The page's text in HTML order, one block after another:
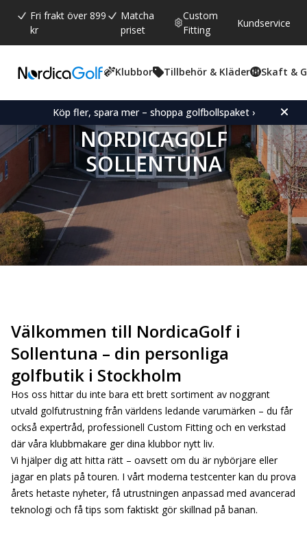
Fri frakt över 899
kr
Matcha
priset
Custom
Fitting
Kundservice
Klubbor Tillbehör & Kläder Skaft &
Köp fler, spara mer – shoppa golfbollspaket ›
NORDICAGOLF
SOLLENTUNA
Välkommen till NordicaGolf i
Sollentuna – din personliga
golfbutik i Stockholm
Hos oss hittar du inte bara ett brett sortiment av noggrant
utvald golfutrustning från världens ledande varumärken – du får
också expertråd, professionell Custom Fitting och en verkstad
där våra klubbmakare ger dina klubbor nytt liv.
Vi hjälper dig att hitta rätt – oavsett om du är nybörjare eller
jagar en plats på touren. I vårt moderna testcenter kan du prova
årets hetaste nyheter, få utrustningen anpassad med avancerad
teknologi och få tips som faktiskt gör skillnad på banan.